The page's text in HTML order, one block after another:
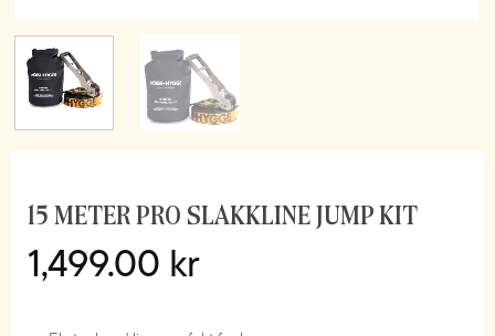
15 METER PRO SLAKKLINE JUMP KIT
1,499.00 kr